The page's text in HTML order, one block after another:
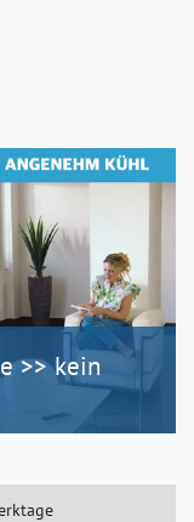
>> kein